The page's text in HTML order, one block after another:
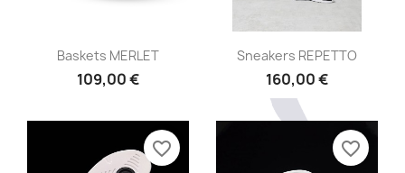
Aperçu rapide
Baskets MERLET
109,00 €
Aperçu rapide
Sneakers REPETTO
160,00 €
favorite_border favorite_border